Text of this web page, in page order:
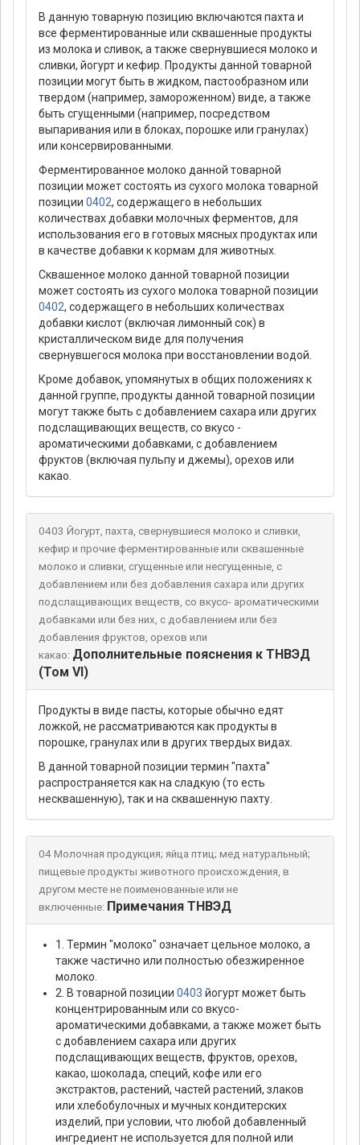
В данную товарную позицию включаются пахта и
все ферментированные или сквашенные продукты
из молока и сливок, а также свернувшиеся молоко и
сливки, йогурт и кефир. Продукты данной товарной
позиции могут быть в жидком, пастообразном или
твердом (например, замороженном) виде, а также
быть сгущенными (например, посредством
выпаривания или в блоках, порошке или гранулах)
или консервированными.
Ферментированное молоко данной товарной
позиции может состоять из сухого молока товарной
позиции 0402, содержащего в небольших
количествах добавки молочных ферментов, для
использования его в готовых мясных продуктах или
в качестве добавки к кормам для животных.
Сквашенное молоко данной товарной позиции
может состоять из сухого молока товарной позиции
0402, содержащего в небольших количествах
добавки кислот (включая лимонный сок) в
кристаллическом виде для получения
свернувшегося молока при восстановлении водой.
Кроме добавок, упомянутых в общих положениях к
данной группе, продукты данной товарной позиции
могут также быть с добавлением сахара или других
подслащивающих веществ, со вкусо -
ароматическими добавками, с добавлением
фруктов (включая пульпу и джемы), орехов или
какао.
0403 Йогурт, пахта, свернувшиеся молоко и сливки,
кефир и прочие ферментированные или сквашенные
молоко и сливки, сгущенные или несгущенные, с
добавлением или без добавления сахара или других
подслащивающих веществ, со вкусо- ароматическими
добавками или без них, с добавлением или без
добавления фруктов, орехов или
какао: Дополнительные пояснения к ТНВЭД
(Том VI)
Продукты в виде пасты, которые обычно едят
ложкой, не рассматриваются как продукты в
порошке, гранулах или в других твердых видах.
В данной товарной позиции термин "пахта"
распространяется как на сладкую (то есть
несквашенную), так и на сквашенную пахту.
04 Молочная продукция; яйца птиц; мед натуральный;
пищевые продукты животного происхождения, в
другом месте не поименованные или не
включенные: Примечания ТНВЭД
1. Термин "молоко" означает цельное молоко, а
также частично или полностью обезжиренное
молоко.
2. В товарной позиции 0403 йогурт может быть
концентрированным или со вкусо-
ароматическими добавками, а также может быть
с добавлением сахара или других
подслащивающих веществ, фруктов, орехов,
какао, шоколада, специй, кофе или его
экстрактов, растений, частей растений, злаков
или хлебобулочных и мучных кондитерских
изделий, при условии, что любой добавленный
ингредиент не используется для полной или